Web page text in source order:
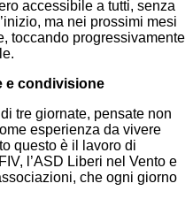
accessibile a tutti, senza
ma nei prossimi mesi
toccando progressivamente
e condivisione
tre giornate, pensate non
esperienza da vivere
questo è il lavoro di
l’ASD Liberi nel Vento e
che ogni giorno